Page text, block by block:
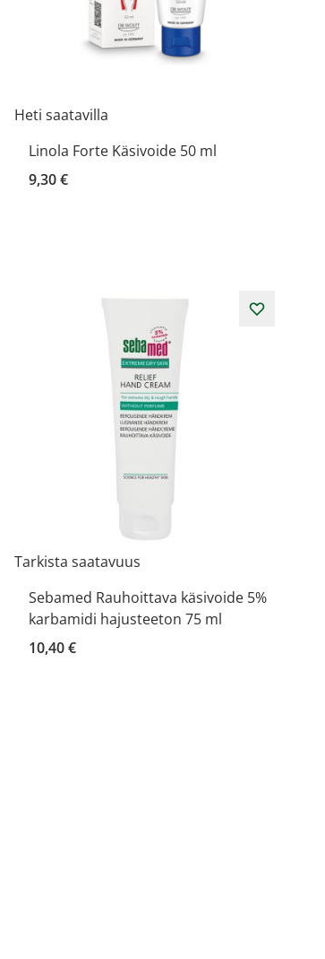
Heti saatavilla
Linola Forte Käsivoide 50 ml
9,30 €
Tarkista saatavuus
Sebamed Rauhoittava käsivoide 5%
karbamidi hajusteeton 75 ml
10,40 €